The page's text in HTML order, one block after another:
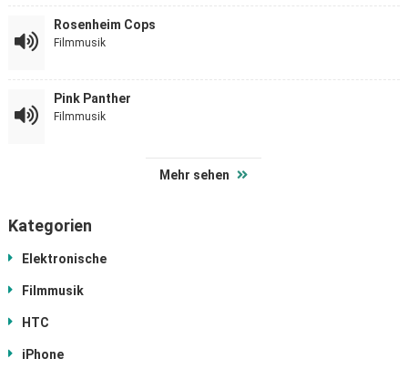
Rosenheim Cops
Filmmusik
Pink Panther
Filmmusik
Mehr sehen
Kategorien
Elektronische
Filmmusik
HTC
iPhone